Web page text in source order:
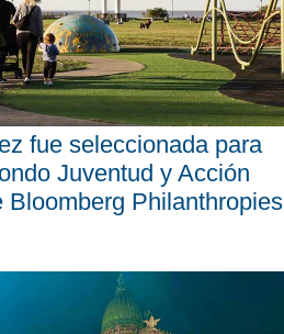
fue seleccionada para
Juventud y Acción
Bloomberg Philanthropies